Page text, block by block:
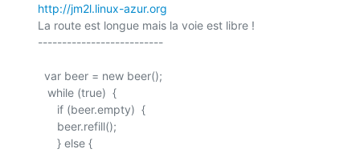
http://jm2l.linux-azur.org
La route est longue mais la voie est libre !
--------------------------